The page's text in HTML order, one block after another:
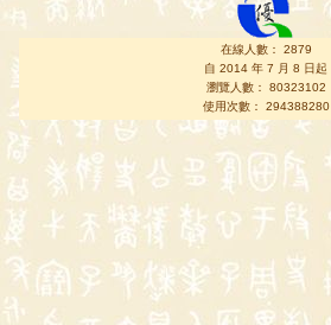
在線人數： 2879
自 2014 年 7 月 8 日起
瀏覽人數： 80323102
使用次數： 294388280